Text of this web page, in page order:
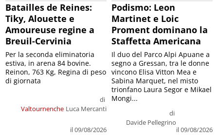
Batailles de Reines:
Tiky, Alouette e
Amoureuse regine a
Breuil-Cervinia
Valtournenche
di
Luca Mercanti
il 09/08/2026
Per la seconda eliminatoria
estiva, in arena 84 bovine.
Reinon, 763 Kg, Regina di peso
di giornata
Podismo: Leon
Martinet e Loic
Proment dominano la
Staffetta Americana
di
Davide Pellegrino
il 09/08/2026
Il duo del Parco Alpi Apuane a
segno a Gressan, tra le donne
vincono Elisa Vitton Mea e
Sabina Marquet, nel misto
trionfano Laura Segor e Mikael
Mongi...